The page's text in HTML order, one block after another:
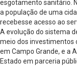
esgotamento sanitário.
a população de uma
recebesse acesso ao
A evolução do sistema
meio dos investimentos
em Campo Grande, e a
Estado em parceria